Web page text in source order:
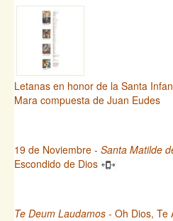
Letanas en honor de la Santa
Mara compuesta de Juan Eudes
19 de Noviembre - Santa Matilde
Escondido de Dios
Te Deum Laudamos - Oh Dios, Te